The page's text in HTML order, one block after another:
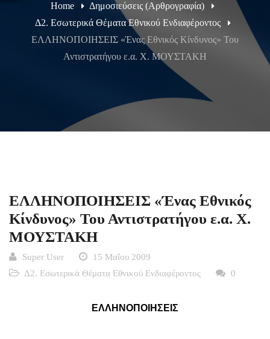
Home
Δημοσιεύσεις (Αρθρογραφία)
Δ2. Εσωτερικά Θέματα Εθνικού Ενδιαφέροντος
ΕΛΛΗΝΟΠΟΙΗΣΕΙΣ «Ένας Εθνικός Κίνδυνος» Του
Αντιστρατήγου ε.α. Χ. ΜΟΥΣΤΑΚΗ
ΕΛΛΗΝΟΠΟΙΗΣΕΙΣ «Ένας Εθνικός
Κίνδυνος» Του Αντιστρατήγου ε.α. Χ.
ΜΟΥΣΤΑΚΗ
Super User
15 Μαΐου 2009
Δ2. Εσωτερικά Θέματα Εθνικού Ενδιαφέροντος
0
ΕΛΛΗΝΟΠΟΙΗΣΕΙΣ